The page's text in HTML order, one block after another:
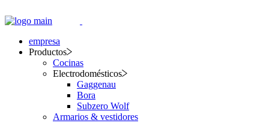
empresa
Productos
Cocinas
Electrodomésticos
Gaggenau
Bora
Subzero Wolf
Armarios & vestidores